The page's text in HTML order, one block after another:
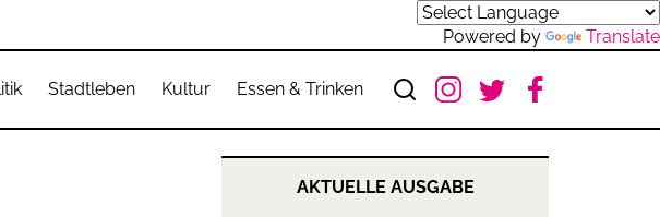
Powered by Translate
Stadtleben Kultur Essen & Trinken
AKTUELLE AUSGABE